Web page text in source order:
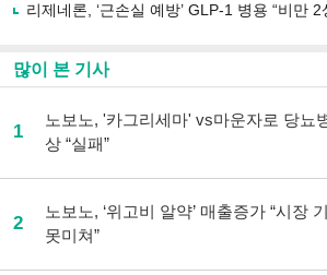
리제네론, ‘근손실 예방’ GLP-1 병용 “비만 2
많이 본 기사
1
노보노, '카그리세마' vs마운자로 당뇨
상 “실패”
2
노보노, ‘위고비 알약’ 매출증가 “시장
못미쳐”